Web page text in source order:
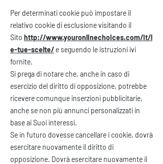
Per determinati cookie può impostare il
relativo cookie di esclusione visitando il
Sito http://www.youronlinechoices.com/it/l
e-tue-scelte/ e seguendo le istruzioni ivi
fornite.
Si prega di notare che, anche in caso di
esercizio del diritto di opposizione, potrebbe
ricevere comunque inserzioni pubblicitarie,
anche se non più annunci personalizzati in
base ai Suoi interessi.
Se in futuro dovesse cancellare i cookie, dovrà
esercitare nuovamente il diritto di
opposizione. Dovrà esercitare nuovamente il